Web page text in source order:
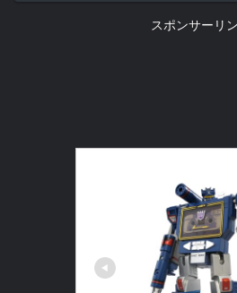
スポンサーリ